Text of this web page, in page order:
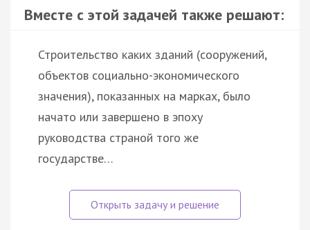
Вместе с этой задачей также решают:
Строительство каких зданий (сооружений,
объектов социально-экономического
значения), показанных на марках, было
начато или завершено в эпоху
руководства страной того же
государстве…